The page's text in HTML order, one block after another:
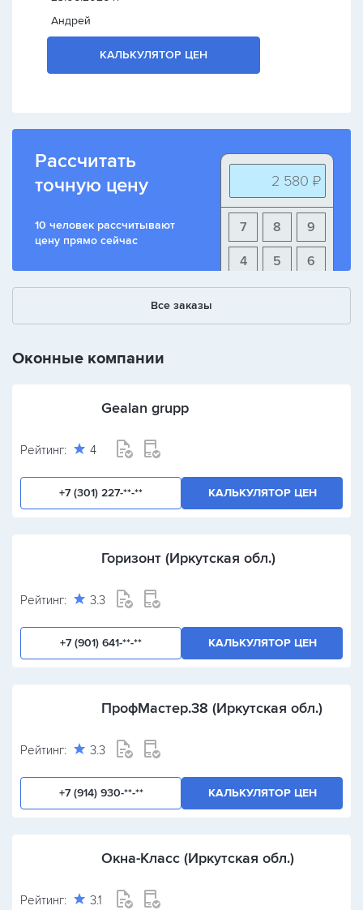
Андрей
КАЛЬКУЛЯТОР ЦЕН
Рассчитать
точную цену
10 человек рассчитывают
цену прямо сейчас
2 580 ₽
9
8
7
6
5
4
+ - /
Все заказы
Оконные компании
Gealan grupp
Рейтинг: 4
+7 (301) 227-**-** КАЛЬКУЛЯТОР ЦЕН
Горизонт (Иркутская обл.)
Рейтинг: 3.3
+7 (901) 641-**-** КАЛЬКУЛЯТОР ЦЕН
ПрофМастер.38 (Иркутская обл.)
Рейтинг: 3.3
+7 (914) 930-**-** КАЛЬКУЛЯТОР ЦЕН
Окна-Класс (Иркутская обл.)
Рейтинг: 3.1